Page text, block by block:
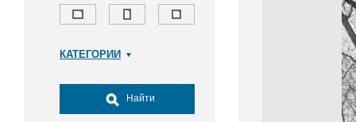
КАТЕГОРИИ
Досуг, туризм и отдых
Культура
Найти